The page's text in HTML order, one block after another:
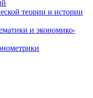
теории и истории
и экономико-